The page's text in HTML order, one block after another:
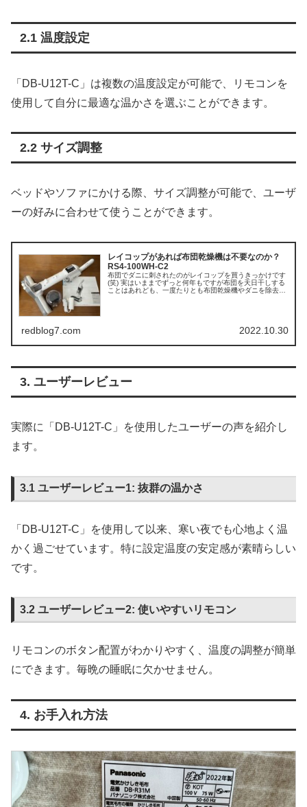
2.1 温度設定
「DB-U12T-C」は複数の温度設定が可能で、リモコンを
使用して自分に最適な温かさを選ぶことができます。
2.2 サイズ調整
ベッドやソファにかける際、サイズ調整が可能で、ユーザ
ーの好みに合わせて使うことができます。
レイコップがあれば布団乾燥機は不要なのか？
RS4-100WH-C2
布団でダニに刺されたのがレイコップを買うきっかけです
(笑) 実はいままでずっと何年もですが布団を天日干しする
ことはあれども、一度たりとも布団乾燥機やダニを除去す
redblog7.com 2022.10.30
3. ユーザーレビュー
実際に「DB-U12T-C」を使用したユーザーの声を紹介し
ます。
3.1 ユーザーレビュー1: 抜群の温かさ
「DB-U12T-C」を使用して以来、寒い夜でも心地よく温
かく過ごせています。特に設定温度の安定感が素晴らしい
です。
3.2 ユーザーレビュー2: 使いやすいリモコン
リモコンのボタン配置がわかりやすく、温度の調整が簡単
にできます。毎晩の睡眠に欠かせません。
4. お手入れ方法